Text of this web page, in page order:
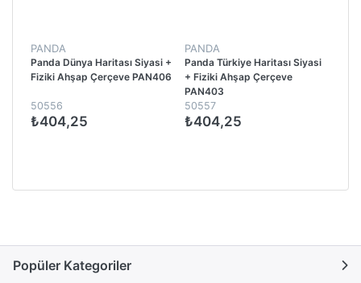
PANDA
Panda Dünya Haritası Siyasi +
Fiziki Ahşap Çerçeve PAN406
50556
₺404,25
PANDA
Panda Türkiye Haritası Siyasi
+ Fiziki Ahşap Çerçeve
PAN403
50557
₺404,25
Popüler Kategoriler